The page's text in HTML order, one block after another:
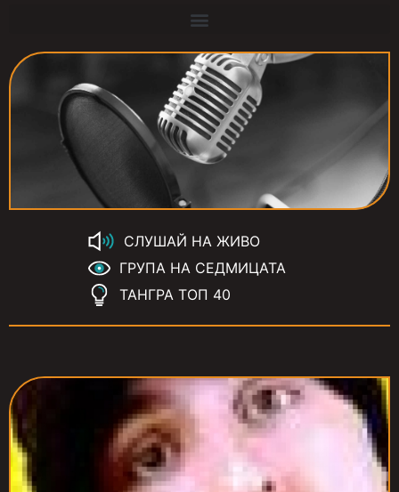
СЛУШАЙ НА ЖИВО
ГРУПА НА СЕДМИЦАТА
ТАНГРА ТОП 40